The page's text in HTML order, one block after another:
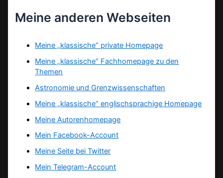
Meine anderen Webseiten
Meine „klassische“ private Homepage
Meine „klassische“ Fachhomepage zu den
Themen
Astronomie und Grenzwissenschaften
Meine „klassische“ englischsprachige Homepage
Meine Autorenhomepage
Mein Facebook-Account
Meine Seite bei Twitter
Mein Telegram-Account